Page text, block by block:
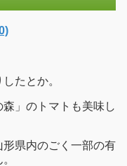
たとか。
」のトマトも美味し
県内のごく一部の有